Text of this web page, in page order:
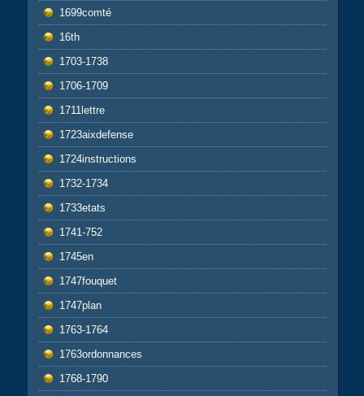
1699comté
16th
1703-1738
1706-1709
1711lettre
1723aixdefense
1724instructions
1732-1734
1733etats
1741-752
1745en
1747fouquet
1747plan
1763-1764
1763ordonnances
1768-1790